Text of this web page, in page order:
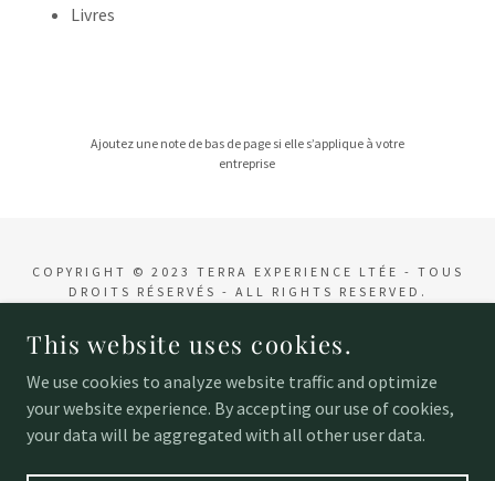
Livres
Ajoutez une note de bas de page si elle s’applique à votre
entreprise
COPYRIGHT © 2023 TERRA EXPERIENCE LTÉE - TOUS
DROITS RÉSERVÉS - ALL RIGHTS RESERVED.
POWERED BY
Accueil
This website uses cookies.
We use cookies to analyze website traffic and optimize
your website experience. By accepting our use of cookies,
your data will be aggregated with all other user data.